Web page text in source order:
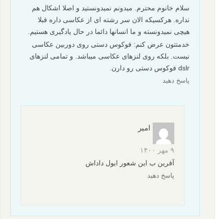
سلام خانوم محترم. میدونم نمیدونستید و اصلا اشکال هم
نداره. هرکسیکه الان سر رشته ای از عکاسی داره قبلا
هیچی نمیدونسته و ما انسانها دائما در حال یادگیری هستیم.
خدمتتون عرض کنم: فوکوس دستی روی دوربین عکاسی
نیست. بلکه روی لنزهای عکاسی میباشد. و تمامی لنزهای
dslr فوکوس دستی رو دارن.
پاسخ دهید
امیر
۹ مهر ۱۴۰۰
آفرین ب این شعور ایول داداش
پاسخ دهید